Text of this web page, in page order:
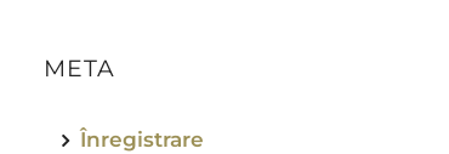
META
Înregistrare